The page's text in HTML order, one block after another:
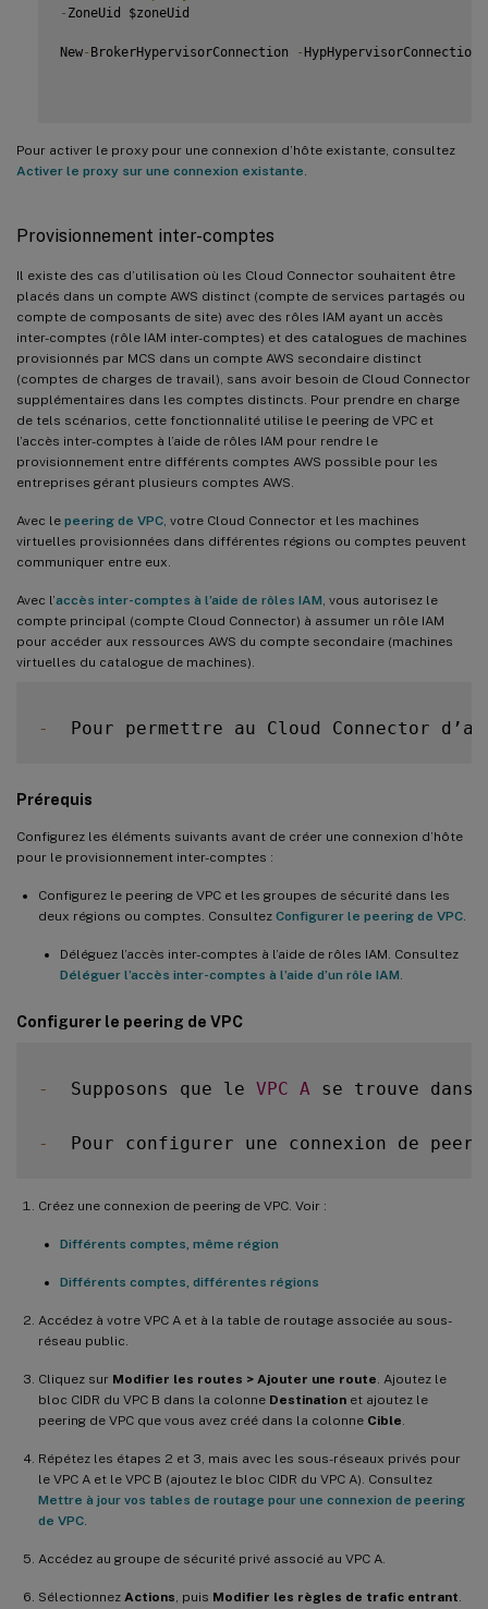
- ZoneUid $zoneUid
New- BrokerHypervisorConnection -
Pour activer le proxy pour une connexion d’hôte existante, consultez
Activer le proxy sur une connexion existante
Provisionnement inter-comptes
Il existe des cas d’utilisation où les Cloud Connector souhaitent être
placés dans un compte AWS distinct (compte de services partagés ou
compte de composants de site) avec des rôles IAM ayant un accès
inter-comptes (rôle IAM inter-comptes) et des catalogues de machines
provisionnés par MCS dans un compte AWS secondaire distinct
(comptes de charges de travail), sans avoir besoin de Cloud Connector
supplémentaires dans les comptes distincts. Pour prendre en charge
de tels scénarios, cette fonctionnalité utilise le peering de VPC et
l’accès inter-comptes à l’aide de rôles IAM pour rendre le
provisionnement entre différents comptes AWS possible pour les
entreprises gérant plusieurs comptes AWS.
Avec le peering de VPC , votre Cloud Connector et les machines
virtuelles provisionnées dans différentes régions ou comptes peuvent
communiquer entre eux.
Avec l’accès inter-comptes à l’aide de rôles IAM , vous autorisez le
compte principal (compte Cloud Connector) à assumer un rôle IAM
pour accéder aux ressources AWS du compte secondaire (machines
virtuelles du catalogue de machines).
-
Pour permettre au Cloud Connector
Prérequis
Configurez les éléments suivants avant de créer une connexion d’hôte
pour le provisionnement inter-comptes :
Configurez le peering de VPC et les groupes de sécurité dans les
deux régions ou comptes. Consultez Configurer le peering de VPC
Déléguez l’accès inter-comptes à l’aide de rôles IAM. Consultez
Déléguer l’accès inter-comptes à l’aide d’un rôle IAM
Configurer le peering de VPC
-
  Supposons que le
VPC A se trouve dans
-
Pour configurer une connexion de
Créez une connexion de peering de VPC. Voir :
Différents comptes, même région
Différents comptes, différentes régions
Accédez à votre VPC A et à la table de routage associée au sous-
réseau public.
Cliquez sur Modifier les routes > Ajouter une route . Ajoutez le
bloc CIDR du VPC B dans la colonne Destination et ajoutez le
peering de VPC que vous avez créé dans la colonne Cible
Répétez les étapes 2 et 3, mais avec les sous-réseaux privés pour
le VPC A et le VPC B (ajoutez le bloc CIDR du VPC A). Consultez
Mettre à jour vos tables de routage pour une connexion de peering
de VPC
Accédez au groupe de sécurité privé associé au VPC A.
Sélectionnez Actions , puis Modifier les règles de trafic entrant